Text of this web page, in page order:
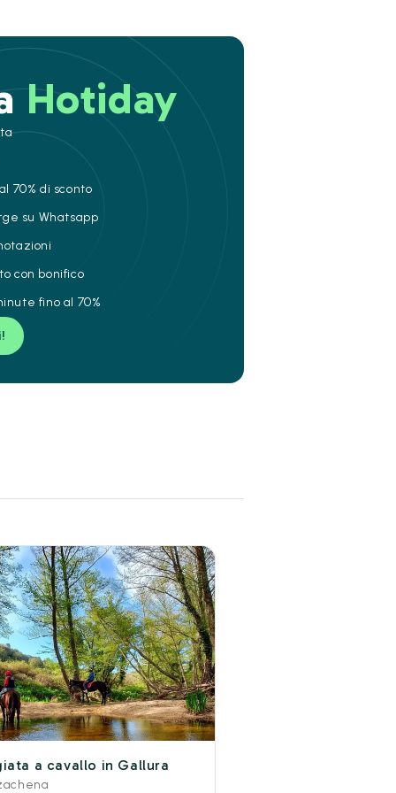
Hotiday
70% di sconto
su Whatsapp
con bonifico
fino al 70%
a cavallo in Gallura